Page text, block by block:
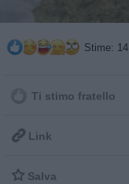
Stime: 14
Ti stimo fratello
 Link
 Salva